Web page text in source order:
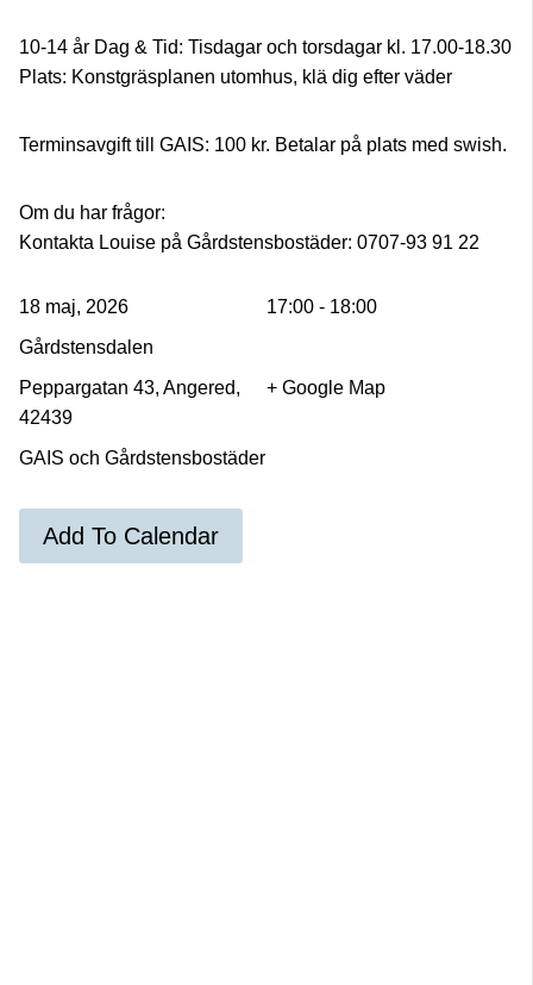
10-14 år Dag & Tid: Tisdagar och torsdagar kl. 17.00-18.30
Plats: Konstgräsplanen utomhus, klä dig efter väder
Terminsavgift till GAIS: 100 kr. Betalar på plats med swish.
Om du har frågor:
Kontakta Louise på Gårdstensbostäder: 0707-93 91 22
18 maj, 2026
17:00 - 18:00
Gårdstensdalen
Peppargatan 43, Angered,
42439
+ Google Map
GAIS och Gårdstensbostäder
Add To Calendar